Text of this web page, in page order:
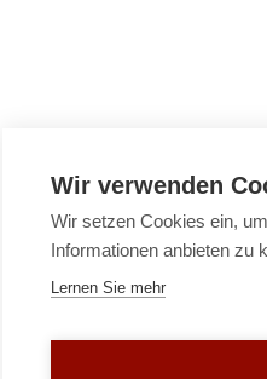
Wir verwenden
Wir setzen Cookies ein,
Informationen anbieten zu
Lernen Sie mehr